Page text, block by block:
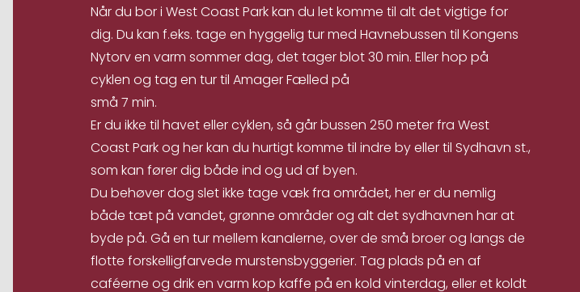
Når du bor i West Coast Park kan du let komme til alt det vigtige for
dig. Du kan f.eks. tage en hyggelig tur med Havnebussen til Kongens
Nytorv en varm sommer dag, det tager blot 30 min. Eller hop på
cyklen og tag en tur til Amager Fælled på
små 7 min.
Er du ikke til havet eller cyklen, så går bussen 250 meter fra West
Coast Park og her kan du hurtigt komme til indre by eller til Sydhavn st.,
som kan fører dig både ind og ud af byen.
Du behøver dog slet ikke tage væk fra området, her er du nemlig
både tæt på vandet, grønne områder og alt det sydhavnen har at
byde på. Gå en tur mellem kanalerne, over de små broer og langs de
flotte forskelligfarvede murstensbyggerier. Tag plads på en af
caféerne og drik en varm kop kaffe på en kold vinterdag, eller et koldt